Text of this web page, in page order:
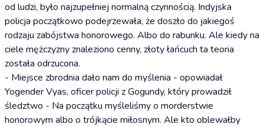
od ludzi, było najzupełniej normalną czynnością. Indyjska
policja początkowo podejrzewała, że doszło do jakiegoś
rodzaju zabójstwa honorowego. Albo do rabunku. Ale kiedy na
ciele mężczyzny znaleziono cenny, złoty łańcuch ta teoria
została odrzucona.
- Miejsce zbrodnia dało nam do myślenia - opowiadał
Yogender Vyas, oficer policji z Gogundy, który prowadził
śledztwo - Na początku myśleliśmy o morderstwie
honorowym albo o trójkącie miłosnym. Ale kto oblewałby